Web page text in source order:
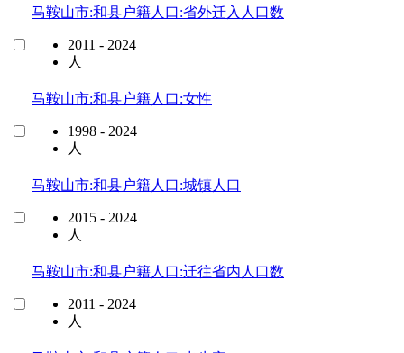
马鞍山市:和县户籍人口:省外迁入人口数
2011 - 2024
人
马鞍山市:和县户籍人口:女性
1998 - 2024
人
马鞍山市:和县户籍人口:城镇人口
2015 - 2024
人
马鞍山市:和县户籍人口:迁往省内人口数
2011 - 2024
人